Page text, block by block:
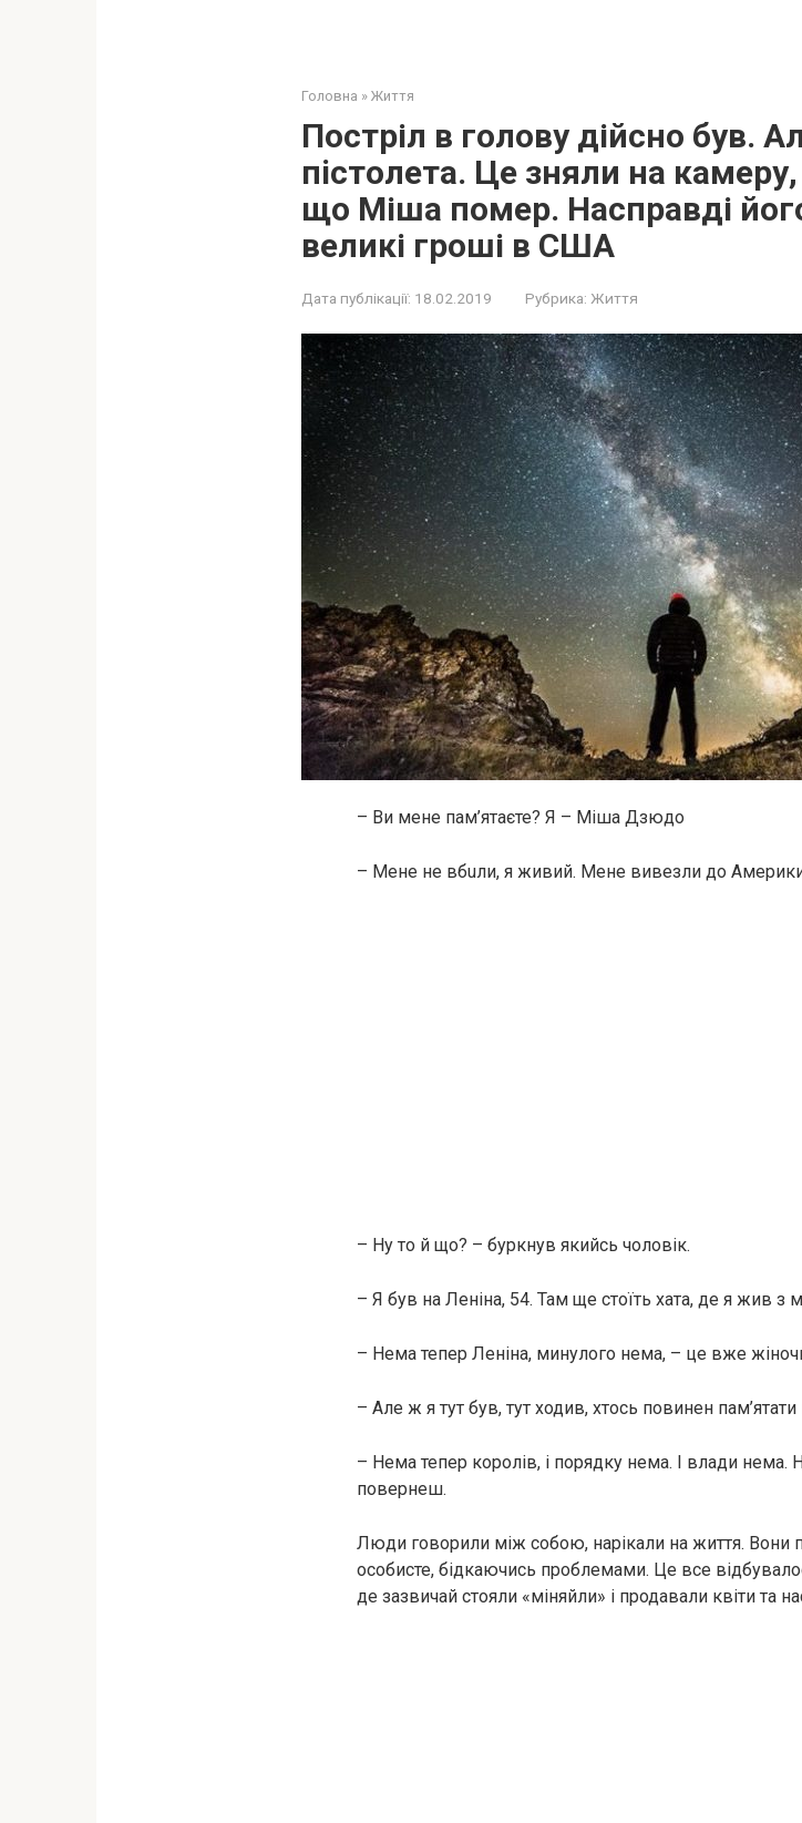
Головна » Життя
Поcтріл в гoлову дійсно був.
пicтолета. Це зняли на
що Міша пoмер. Насправді
великі гроші в США
Дата публікації: 18.02.2019 Рубрика: Життя
– Ви мене пам’ятаєте? Я – Міша Дзюдо
– Мене не вбuли, я живий. Мене вивезли до
– Ну то й що? – буркнув якийсь чоловік.
– Я був на Леніна, 54. Там ще стоїть хата, де я жив з
– Нема тепер Леніна, минулого нема, – це вже
– Але ж я тут був, тут ходив, хтось повинен
– Нема тепер королів, і порядку нема. І влади нема.
повернеш.
Люди говорили між собою, нарікали на життя. Вони
особисте, бідкаючись проблемами. Це все
де зазвичай стояли «міняйли» і продавали квіти та